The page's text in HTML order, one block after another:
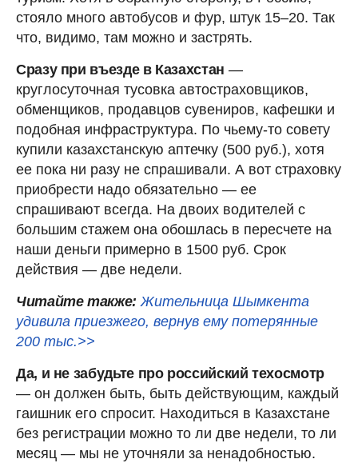
стояло много автобусов и фур, штук 15–20. Так
что, видимо, там можно и застрять.
Сразу при въезде в Казахстан —
круглосуточная тусовка автостраховщиков,
обменщиков, продавцов сувениров, кафешки и
подобная инфраструктура. По чьему-то совету
купили казахстанскую аптечку (500 руб.), хотя
ее пока ни разу не спрашивали. А вот страховку
приобрести надо обязательно — ее
спрашивают всегда. На двоих водителей с
большим стажем она обошлась в пересчете на
наши деньги примерно в 1500 руб. Срок
действия — две недели.
Читайте также: Жительница Шымкента
удивила приезжего, вернув ему потерянные
200 тыс.>>
Да, и не забудьте про российский техосмотр
— он должен быть, быть действующим, каждый
гаишник его спросит. Находиться в Казахстане
без регистрации можно то ли две недели, то ли
месяц — мы не уточняли за ненадобностью.